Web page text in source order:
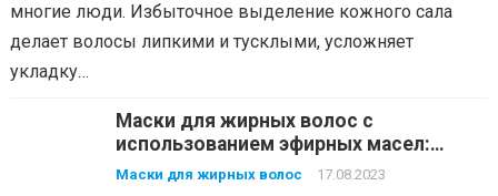
многие люди. Избыточное выделение кожного сала
делает волосы липкими и тусклыми, усложняет
укладку…
Маски для жирных волос с
использованием эфирных масел:
выбирайте свой аромат
Маски для жирных волос 17.08.2023